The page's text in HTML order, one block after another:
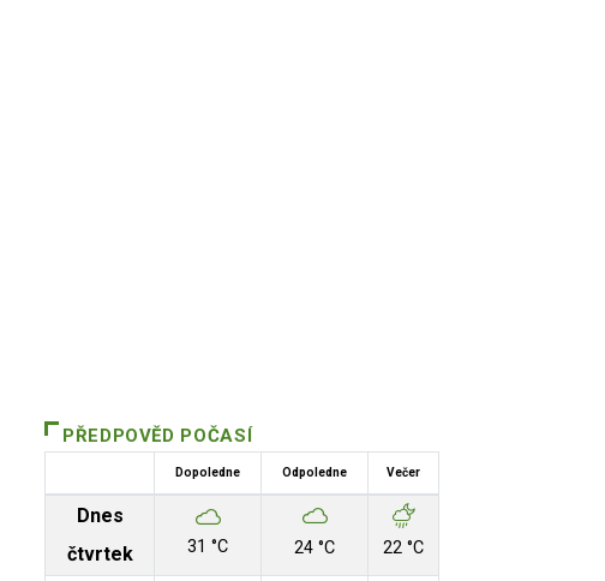
Autor / Zdroj: Marek Urban
PŘEDPOVĚD POČASÍ
Dopoledne Odpoledne Večer
Dnes
čtvrtek
31 °C 24 °C 22 °C